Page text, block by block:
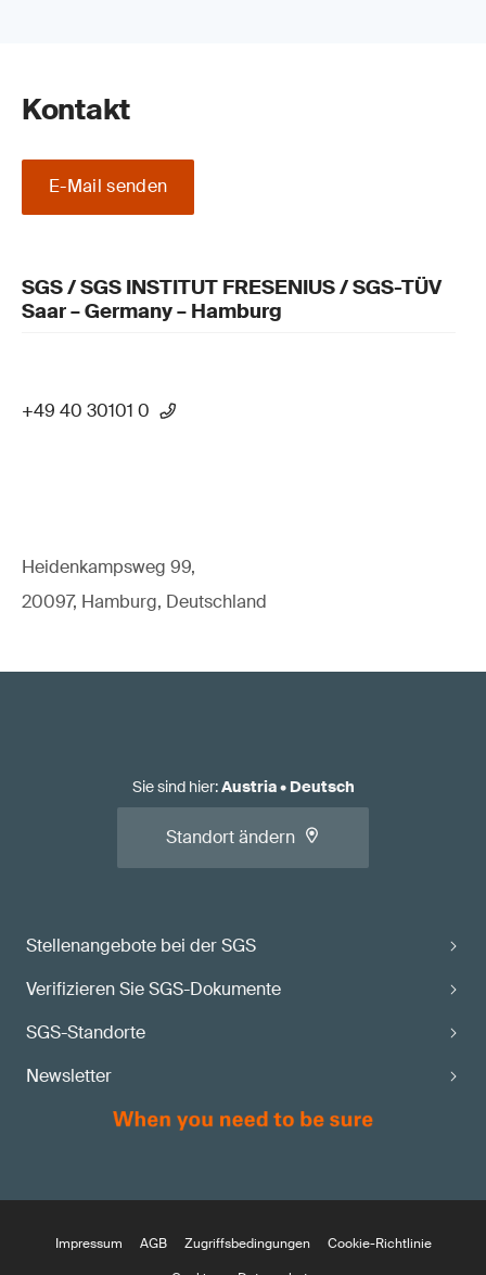
Kontakt
E-Mail senden
SGS / SGS INSTITUT FRESENIUS / SGS-TÜV
Saar – Germany – Hamburg
+49 40 30101 0
Heidenkampsweg 99,
20097, Hamburg, Deutschland
Stellenangebote bei der SGS
Verifizieren Sie SGS-Dokumente
SGS-Standorte
Newsletter
Sie sind hier:Austria• Deutsch
Standort ändern
Impressum AGB Zugriffsbedingungen
Cookie-Richtlinie